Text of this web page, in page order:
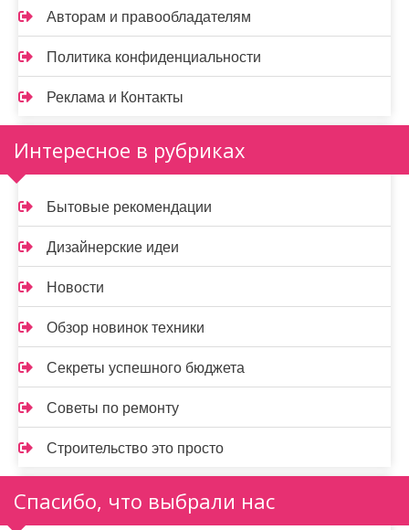
Авторам и правообладателям
Политика конфиденциальности
Реклама и Контакты
Интересное в рубриках
Бытовые рекомендации
Дизайнерские идеи
Новости
Обзор новинок техники
Секреты успешного бюджета
Советы по ремонту
Строительство это просто
Спасибо, что выбрали нас